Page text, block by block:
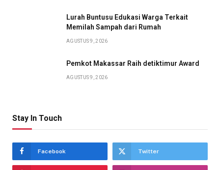
Lurah Buntusu Edukasi Warga Terkait
Memilah Sampah dari Rumah
AGUSTUS 9, 2026
Pemkot Makassar Raih detiktimur Award
AGUSTUS 9, 2026
Stay In Touch
Facebook Twitter